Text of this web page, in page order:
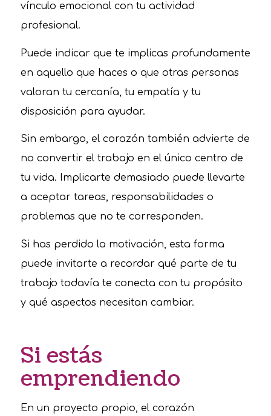
vínculo emocional con tu actividad
profesional.
Puede indicar que te implicas profundamente
en aquello que haces o que otras personas
valoran tu cercanía, tu empatía y tu
disposición para ayudar.
Sin embargo, el corazón también advierte de
no convertir el trabajo en el único centro de
tu vida. Implicarte demasiado puede llevarte
a aceptar tareas, responsabilidades o
problemas que no te corresponden.
Si has perdido la motivación, esta forma
puede invitarte a recordar qué parte de tu
trabajo todavía te conecta con tu propósito
y qué aspectos necesitan cambiar.
Si estás
emprendiendo
En un proyecto propio, el corazón